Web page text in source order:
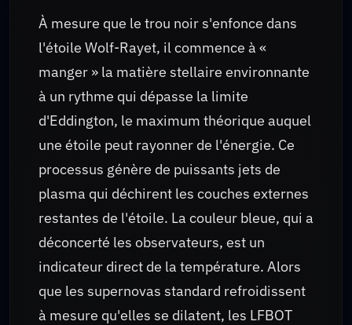
À mesure que le trou noir s'enfonce dans
l'étoile Wolf-Rayet, il commence à «
manger » la matière stellaire environnante
à un rythme qui dépasse la limite
d'Eddington, le maximum théorique auquel
une étoile peut rayonner de l'énergie. Ce
processus génère de puissants jets de
plasma qui déchirent les couches externes
restantes de l'étoile. La couleur bleue, qui a
déconcerté les observateurs, est un
indicateur direct de la température. Alors
que les supernovas standard refroidissent
à mesure qu'elles se dilatent, les LFBOT